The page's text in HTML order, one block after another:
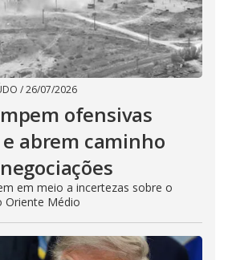
/26/07/2026
ofensivas
abrem caminho
em meio a incertezas sobre o
Médio